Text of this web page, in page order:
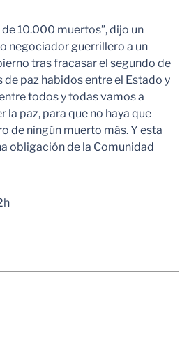
10.000 muertos”, dijo un
negociador guerrillero a un
tras fracasar el segundo de
paz habidos entre el Estado y
todos y todas vamos a
la paz, para que no haya que
de ningún muerto más. Y esta
obligación de la Comunidad